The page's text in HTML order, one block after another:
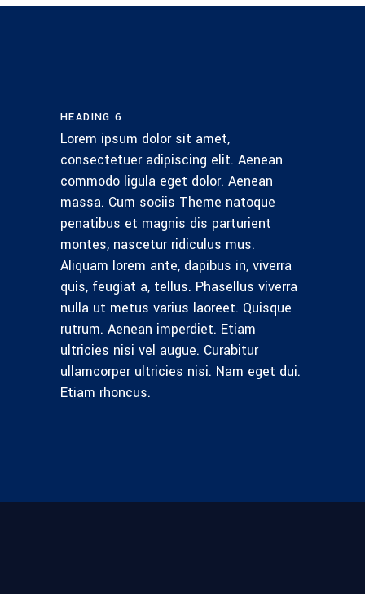
HEADING 6
Lorem ipsum dolor sit amet,
consectetuer adipiscing elit. Aenean
commodo ligula eget dolor. Aenean
massa. Cum sociis Theme natoque
penatibus et magnis dis parturient
montes, nascetur ridiculus mus.
Aliquam lorem ante, dapibus in, viverra
quis, feugiat a, tellus. Phasellus viverra
nulla ut metus varius laoreet. Quisque
rutrum. Aenean imperdiet. Etiam
ultricies nisi vel augue. Curabitur
ullamcorper ultricies nisi. Nam eget dui.
Etiam rhoncus.